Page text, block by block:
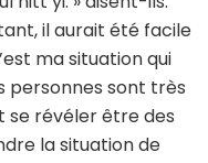
il aurait été facile
ma situation qui
personnes sont très
se révéler être des
la situation de